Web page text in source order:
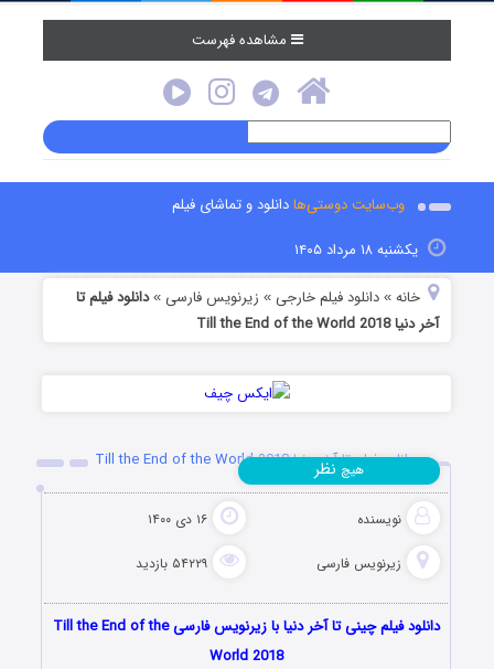
مشاهده فهرست
وب‌سایت دوستی‌هادانلود و تماشای فیلم
یکشنبه ۱۸ مرداد ۱۴۰۵
خانه »دانلود فیلم خارجی » زیرنویس فارسی »دانلود فیلم تا
آخر دنیا Till the End of the World 2018
دانلود فیلم تا آخر دنیا Till the End of the World 2018
نویسنده ۱۶ دی ۱۴۰۰
زیرنویس فارسی ۵۴۲۲۹ بازدید
هیچ نظر
دانلود فیلم چینی تا آخر دنیا با زیرنویس فارسی Till the End of the
World 2018